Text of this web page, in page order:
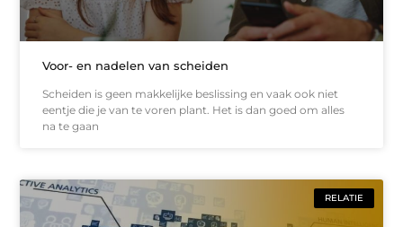
Voor- en nadelen van scheiden
Scheiden is geen makkelijke beslissing en vaak ook niet
eentje die je van te voren plant. Het is dan goed om alles
na te gaan
RELATIE